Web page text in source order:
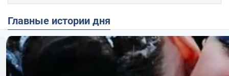
Главные истории дня